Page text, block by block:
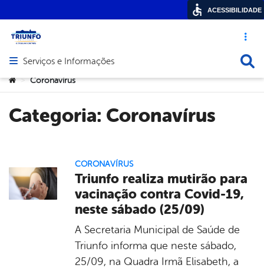
Acesso
Abrir menu principal de navegação
Serviços e Informações
Você está aqui:
> Coronavírus
Categoria: Coronavírus
CORONAVÍRUS
Triunfo realiza mutirão para
vacinação contra Covid-19,
neste sábado (25/09)
A Secretaria Municipal de Saúde de
Triunfo informa que neste sábado,
25/09, na Quadra Irmã Elisabeth, a
ACESSIBILIDADE